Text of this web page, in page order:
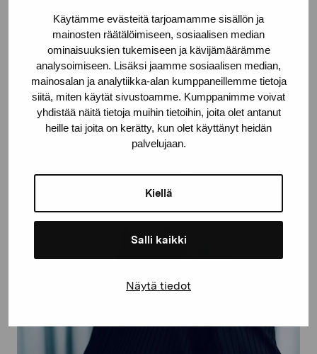
Käytämme evästeitä tarjoamamme sisällön ja
mainosten räätälöimiseen, sosiaalisen median
ominaisuuksien tukemiseen ja kävijämäärämme
analysoimiseen. Lisäksi jaamme sosiaalisen median,
mainosalan ja analytiikka-alan kumppaneillemme tietoja
siitä, miten käytät sivustoamme. Kumppanimme voivat
yhdistää näitä tietoja muihin tietoihin, joita olet antanut
heille tai joita on kerätty, kun olet käyttänyt heidän
palvelujaan.
Kiellä
Salli kaikki
Näytä tiedot